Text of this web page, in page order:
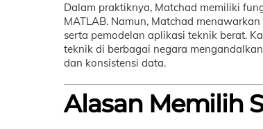
Dalam praktiknya, Matchad memiliki
MATLAB. Namun, Matchad
serta pemodelan aplikasi teknik berat.
teknik di berbagai negara
dan konsistensi data.
Alasan Memilih